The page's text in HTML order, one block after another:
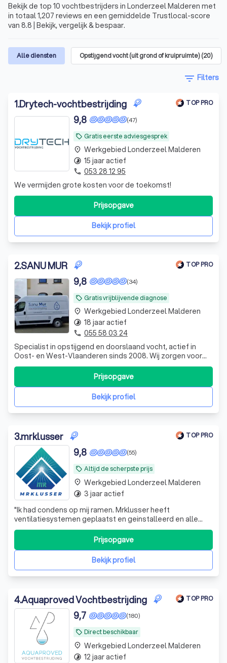
Bekijk de top 10 vochtbestrijders in Londerzeel Malderen met
in totaal 1,207 reviews en een gemiddelde Trustlocal-score
van 8.8 | Bekijk, vergelijk & bespaar.
Alle diensten Opstijgend vocht (uit grond of kruipruimte)(20)
filter_list Filters
1.Drytech-vochtbestrijding TOP PRO
local_offer Gratis eerste adviesgesprek
(47)
9,8
We vermijden grote kosten voor de toekomst!
Bekijk profiel
Prijsopgave
place Werkgebied Londerzeel Malderen
timelapse 15 jaar actief
phone 053 28 12 95
2.SANU MUR TOP PRO
local_offer Gratis vrijblijvende diagnose
(34)
9,8
Specialist in opstijgend en doorslaand vocht, actief in
Oost- en West-Vlaanderen sinds 2008. Wij zorgen voor
een gezonde, droge woning met blijvend resultaat en een
verzorgde afwerking. 30j garantie.
Bekijk profiel
Prijsopgave
place Werkgebied Londerzeel Malderen
timelapse 18 jaar actief
phone 055 58 03 24
3.mrklusser TOP PRO
local_offer Altijd de scherpste prijs
(55)
9,8
"Ik had condens op mij ramen. Mrklusser heeft
ventilatiesystemen geplaatst en geinstalleerd en alle
condens is weg. Ik ben zeer tevreden. Zeker aan te raden."
Bekijk profiel
Prijsopgave
place Werkgebied Londerzeel Malderen
timelapse 3 jaar actief
4.Aquaproved Vochtbestrijding TOP PRO
local_offer Direct beschikbaar
(180)
9,7
place Werkgebied Londerzeel Malderen
timelapse 12 jaar actief